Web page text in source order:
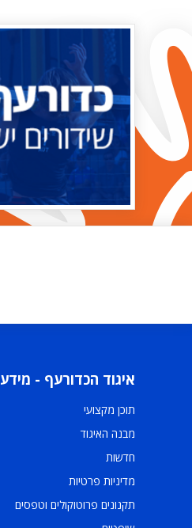
איגוד הכדורעף - מידע
תוכן מקצועי
מבנה האיגוד
חדשות
מדיניות פרטיות
תקנונים פרוטוקולים וטפסים